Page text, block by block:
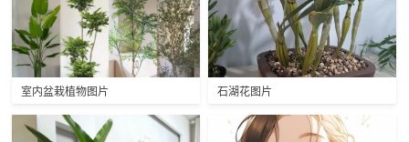
室内盆栽植物图片 石湖花图片